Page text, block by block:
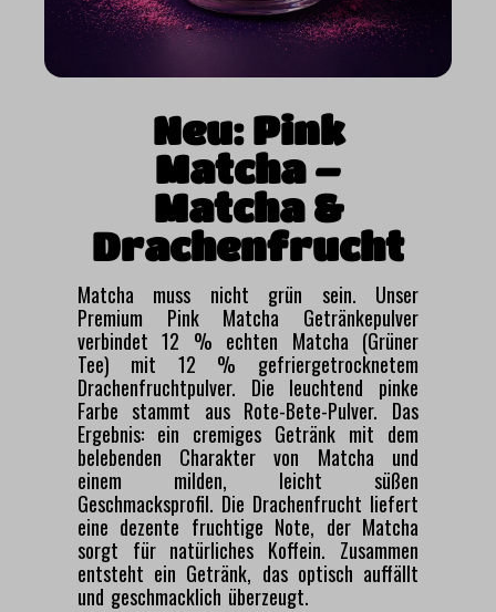
Neu: Pink
Matcha –
Matcha &
Drachenfrucht
Matcha muss nicht grün sein. Unser
Premium Pink Matcha Getränkepulver
verbindet 12 % echten Matcha (Grüner
Tee) mit 12 % gefriergetrocknetem
Drachenfruchtpulver. Die leuchtend pinke
Farbe stammt aus Rote-Bete-Pulver. Das
Ergebnis: ein cremiges Getränk mit dem
belebenden Charakter von Matcha und
einem milden, leicht süßen
Geschmacksprofil. Die Drachenfrucht liefert
eine dezente fruchtige Note, der Matcha
sorgt für natürliches Koffein. Zusammen
entsteht ein Getränk, das optisch auffällt
und geschmacklich überzeugt.